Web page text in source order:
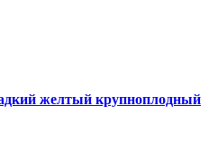
желтый крупноплодный